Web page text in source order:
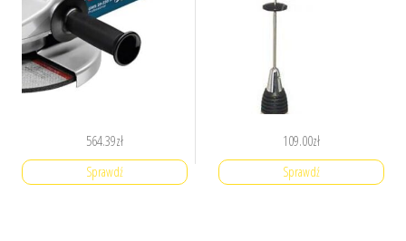
564.39zł
Sprawdź
109.00zł
Sprawdź